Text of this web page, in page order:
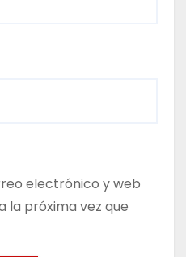
electrónico y web
la próxima vez que